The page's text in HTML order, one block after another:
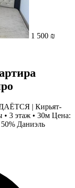
1 500 ₪
| Кирьят-
3 этаж • 30м Цена:
Даниэль